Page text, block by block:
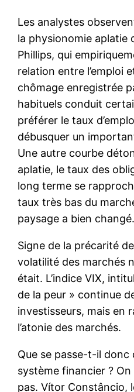
Les analystes
la physionomie aplatie
Phillips, qui
relation entre l’emploi
chômage enregistrée
habituels conduit
préférer le taux
débusquer un
Une autre courbe
aplatie, le taux des
long terme se
taux très bas du
paysage a bien changé.
Signe de la précarité
volatilité des marchés
était. L’indice VIX,
de la peur » continue
investisseurs, mais en
l’atonie des marchés.
Que se passe-t-il donc
système financier ?
pas. Vítor Constâncio,